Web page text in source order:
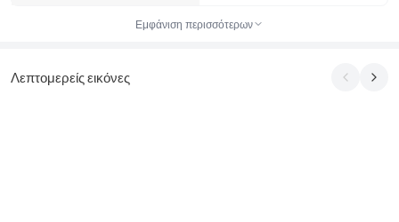
Εμφάνιση περισσότερων
Λεπτομερείς εικόνες